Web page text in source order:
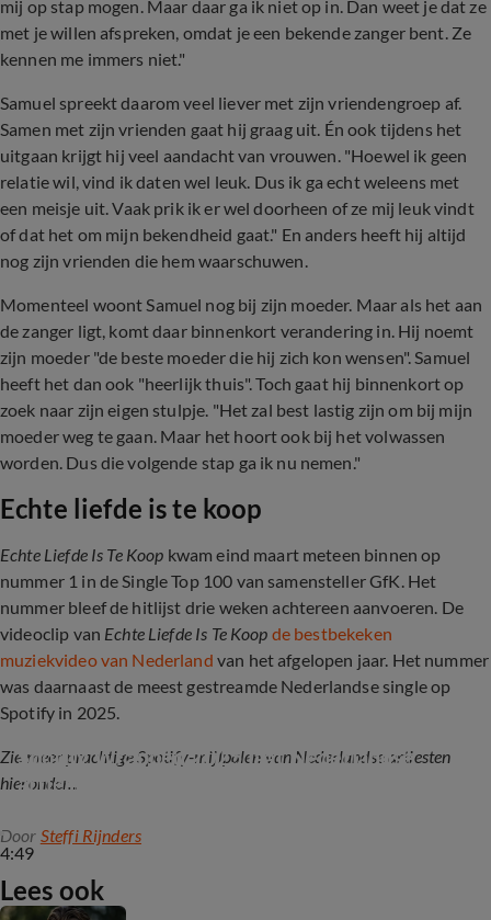
mij op stap mogen. Maar daar ga ik niet op in. Dan weet je dat ze
met je willen afspreken, omdat je een bekende zanger bent. Ze
kennen me immers niet."
Samuel spreekt daarom veel liever met zijn vriendengroep af.
Samen met zijn vrienden gaat hij graag uit. Én ook tijdens het
uitgaan krijgt hij veel aandacht van vrouwen. "Hoewel ik geen
relatie wil, vind ik daten wel leuk. Dus ik ga echt weleens met
een meisje uit. Vaak prik ik er wel doorheen of ze mij leuk vindt
of dat het om mijn bekendheid gaat." En anders heeft hij altijd
nog zijn vrienden die hem waarschuwen.
Momenteel woont Samuel nog bij zijn moeder. Maar als het aan
de zanger ligt, komt daar binnenkort verandering in. Hij noemt
zijn moeder "de beste moeder die hij zich kon wensen". Samuel
heeft het dan ook "heerlijk thuis". Toch gaat hij binnenkort op
zoek naar zijn eigen stulpje. "Het zal best lastig zijn om bij mijn
moeder weg te gaan. Maar het hoort ook bij het volwassen
worden. Dus die volgende stap ga ik nu nemen."
Echte liefde is te koop
Echte Liefde Is Te Koop kwam eind maart meteen binnen op
nummer 1 in de Single Top 100 van samensteller GfK. Het
nummer bleef de hitlijst drie weken achtereen aanvoeren. De
videoclip van Echte Liefde Is Te Koop de bestbekeken
muziekvideo van Nederland van het afgelopen jaar. Het nummer
was daarnaast de meest gestreamde Nederlandse single op
Spotify in 2025.
Zie meer prachtige Spotify-mijlpalen van Nederlandse artiesten
hieronder...
4:49
Spotify Wrapped 2025 laat Nederlandse
artiesten schitteren
Door Steffi Rijnders
Lees ook